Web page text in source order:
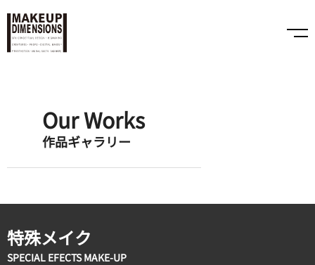
Our Works
作品ギャラリー
特殊メイク
SPECIAL EFECTS MAKE-UP